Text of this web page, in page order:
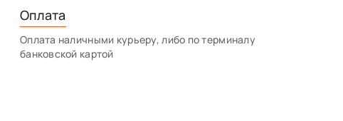
Оплата
Оплата наличными курьеру, либо по терминалу
банковской картой